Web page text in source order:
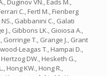
Duginov VN., Eads M.,
C., Fertl M., Fienberg
Gabbanini C., Galati
J., Gibbons LK., Gioiosa A.,
Gorringe T., Grange J., Grant
Leagas T., Hampai D.,
DW., Hesketh G.,
Hong KW., Hong R.,